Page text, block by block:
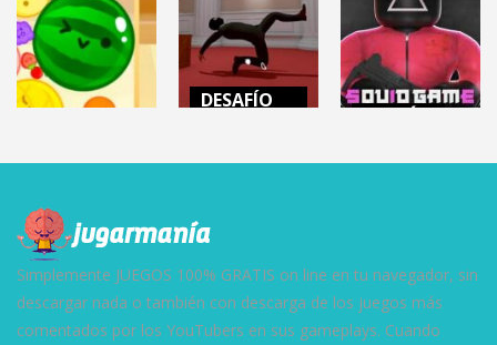
MINDWAVE
7.06K
SPRUNKI
CLEANER
6.32K
22.4K
DESAFÍO
MENTAL ACCIÓN
Simplemente JUEGOS 100% GRATIS on line en tu navegador, sin
descargar nada o también con descarga de los juegos más
comentados por los YouTubers en sus gameplays. Cuando